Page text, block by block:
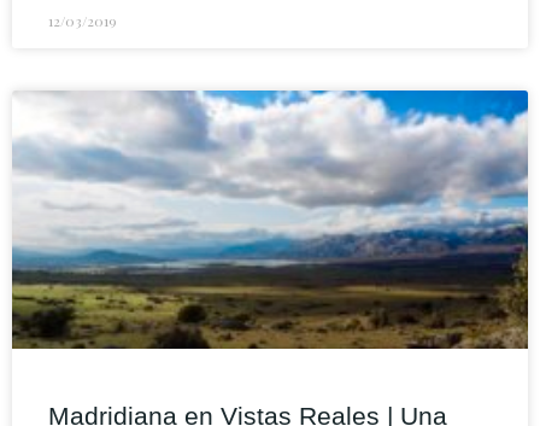
12/03/2019
Madridiana en Vistas Reales | Una